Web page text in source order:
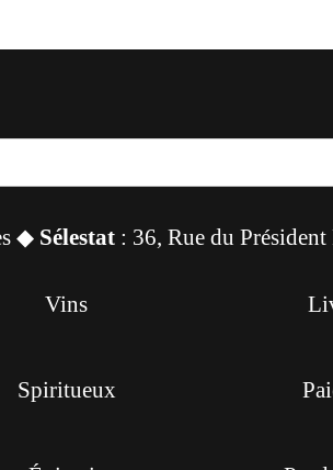
◆ Sélestat : 36, Rue du
Vins
Spiritueux